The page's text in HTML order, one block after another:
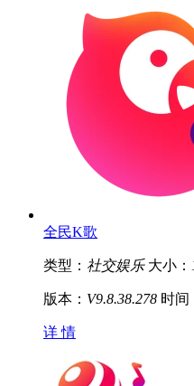
全民K歌
类型： 社交娱乐 大小：
版本： V9.8.38.278 时间
详 情